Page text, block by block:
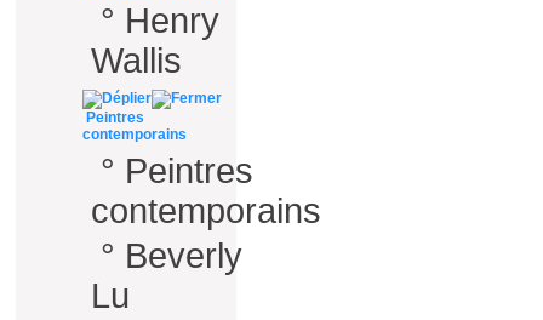
° Henry
Wallis
Peintres
contemporains
° Peintres
contemporains
° Beverly
Lu